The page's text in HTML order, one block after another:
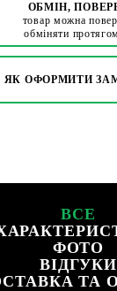
ОБМІН,
товар можна
обміняти
ЯК ОФОРМИТИ
ВСЕ
ФОТО
ВІДГУКИ
ТА